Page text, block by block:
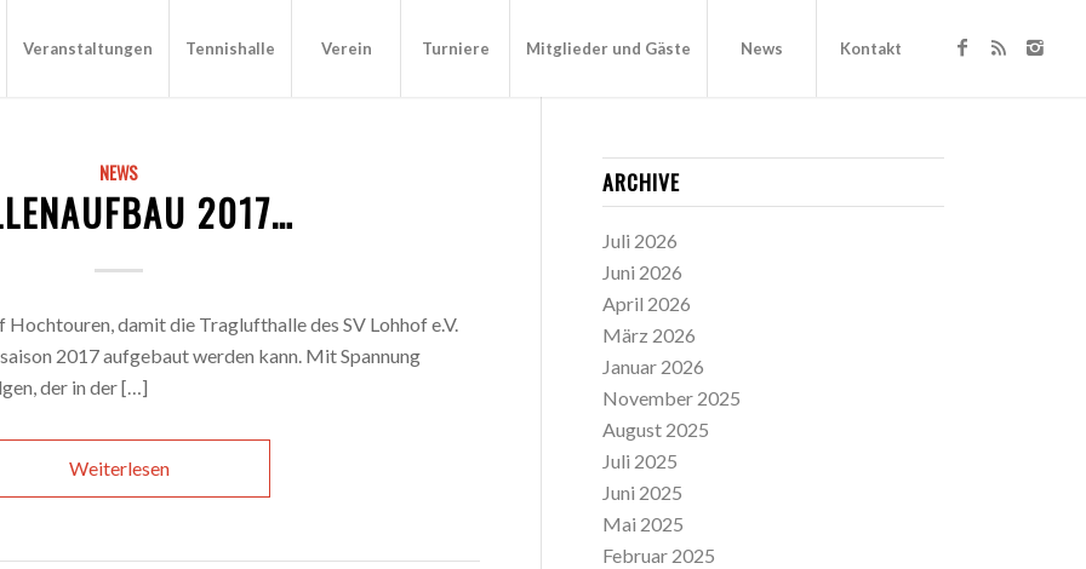
Veranstaltungen Tennishalle Verein Turniere Mitglieder und Gäste News Kontakt
NEWS
2017…
damit die Traglufthalle des SV Lohhof e.V.
2017 aufgebaut werden kann. Mit Spannung
der in der […]
Weiterlesen
ARCHIVE
Juli 2026
Juni 2026
April 2026
März 2026
Januar 2026
November 2025
August 2025
Juli 2025
Juni 2025
Mai 2025
Februar 2025